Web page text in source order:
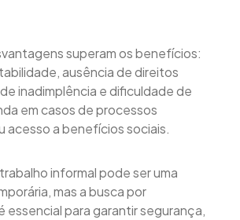
superam os benefícios:
ausência de direitos
inadimplência e dificuldade de
em casos de processos
acesso a benefícios sociais.
informal pode ser uma
mas a busca por
essencial para garantir segurança,